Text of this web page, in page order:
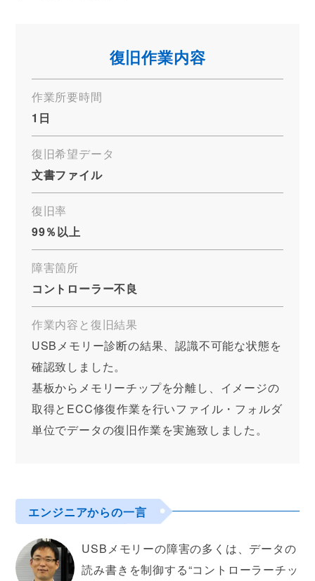
復旧作業内容
作業所要時間
1日
復旧希望データ
文書ファイル
復旧率
99％以上
障害箇所
コントローラー不良
作業内容と復旧結果
USBメモリー診断の結果、認識不可能な状態を
確認致しました。
基板からメモリーチップを分離し、イメージの
取得とECC修復作業を行いファイル・フォルダ
単位でデータの復旧作業を実施致しました。
エンジニアからの一言
USBメモリーの障害の多くは、データの
読み書きを制御する“コントローラーチッ